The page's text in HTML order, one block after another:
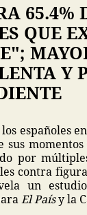
65.4%
QUE
Y
españoles
sus
por
contra
un
El Paísy la